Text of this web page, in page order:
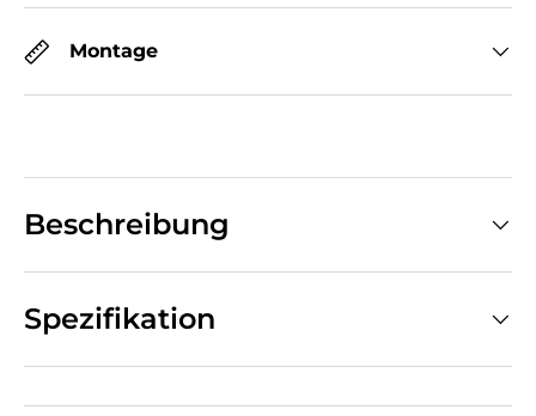
Montage
Beschreibung
Spezifikation